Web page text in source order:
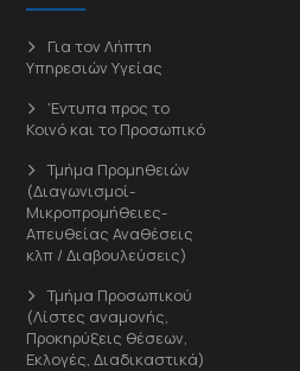
Για τον Λήπτη
Υπηρεσιών Υγείας
'Εντυπα προς το
Κοινό και το Προσωπικό
Τμήμα Προμηθειών
(Διαγωνισμοί-
Μικροπρομήθειες-
Απευθείας Αναθέσεις
κλπ / Διαβουλεύσεις)
Τμήμα Προσωπικού
(Λίστες αναμονής,
Προκηρύξεις θέσεων,
Εκλογές, Διαδικαστικά)